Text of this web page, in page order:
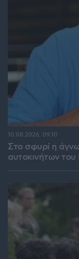
Στο σφυρί η
αυτοκινήτων
10.08.2026, 09:10